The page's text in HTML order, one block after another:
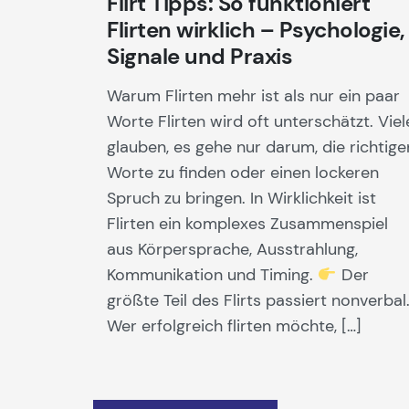
Flirten wirklich – Psychologie,
Signale und Praxis
Warum Flirten mehr ist als nur ein paar
Worte Flirten wird oft unterschätzt.
glauben, es gehe nur darum, die
Worte zu finden oder einen lockeren
Spruch zu bringen. In Wirklichkeit ist
Flirten ein komplexes Zusammenspiel
aus Körpersprache, Ausstrahlung,
Kommunikation und Timing.
Der
größte Teil des Flirts passiert nonverbal.
Wer erfolgreich flirten möchte, […]